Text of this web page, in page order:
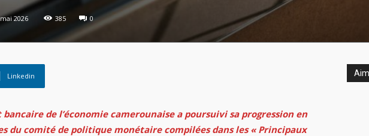
2026 385 0
Linkedin
bancaire de l’économie camerounaise a poursuivi sa progression en
du comité de politique monétaire compilées dans les « Principaux